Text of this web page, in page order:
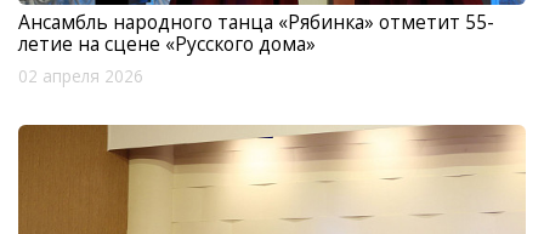
Ансамбль народного танца «Рябинка» отметит 55-
летие на сцене «Русского дома»
02 апреля 2026